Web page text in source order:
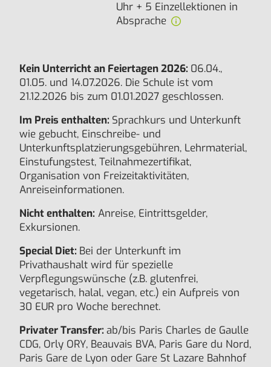
Uhr + 5 Einzellektionen in
Absprache
Kein Unterricht an Feiertagen 2026: 06.04.,
01.05. und 14.07.2026. Die Schule ist vom
21.12.2026 bis zum 01.01.2027 geschlossen.
Im Preis enthalten: Sprachkurs und Unterkunft
wie gebucht, Einschreibe- und
Unterkunftsplatzierungsgebühren, Lehrmaterial,
Einstufungstest, Teilnahmezertifikat,
Organisation von Freizeitaktivitäten,
Anreiseinformationen.
Nicht enthalten: Anreise, Eintrittsgelder,
Exkursionen.
Special Diet: Bei der Unterkunft im
Privathaushalt wird für spezielle
Verpflegungswünsche (z.B. glutenfrei,
vegetarisch, halal, vegan, etc.) ein Aufpreis von
30 EUR pro Woche berechnet.
Privater Transfer: ab/bis Paris Charles de Gaulle
CDG, Orly ORY, Beauvais BVA, Paris Gare du Nord,
Paris Gare de Lyon oder Gare St Lazare Bahnhof